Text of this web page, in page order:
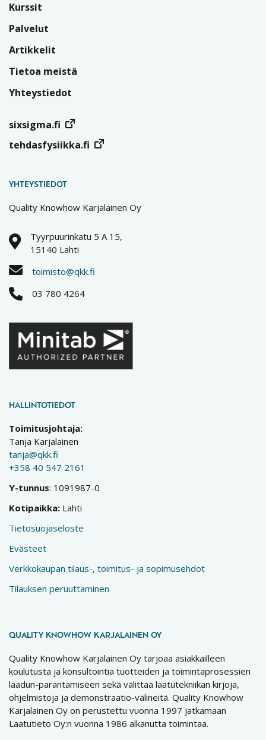
Kurssit
Palvelut
Artikkelit
Tietoa meistä
Yhteystiedot
sixsigma.fi
tehdasfysiikka.fi
YHTEYSTIEDOT
Quality Knowhow Karjalainen Oy
Tyyrpuurinkatu 5 A 15,
15140 Lahti
toimisto@qkk.fi
03 780 4264
HALLINTOTIEDOT
Toimitusjohtaja:
Tanja Karjalainen
tanja@qkk.fi
+358 40 547 2161
Y-tunnus: 1091987-0
Kotipaikka: Lahti
Tietosuojaseloste
Evästeet
Verkkokaupan tilaus-, toimitus- ja sopimusehdot
Tilauksen peruuttaminen
QUALITY KNOWHOW KARJALAINEN OY
Quality Knowhow Karjalainen Oy tarjoaa asiakkailleen
koulutusta ja konsultointia tuotteiden ja toimintaprosessien
laadun-parantamiseen sekä välittää laatutekniikan kirjoja,
ohjelmistoja ja demonstraatio-välineitä. Quality Knowhow
Karjalainen Oy on perustettu vuonna 1997 jatkamaan
Laatutieto Oy:n vuonna 1986 alkanutta toimintaa.